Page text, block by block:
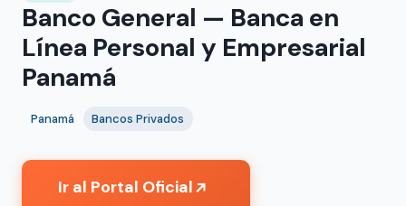
Banco General — Banca en
Línea Personal y Empresarial
Panamá
Panamá Bancos Privados
Ir al Portal Oficial↗